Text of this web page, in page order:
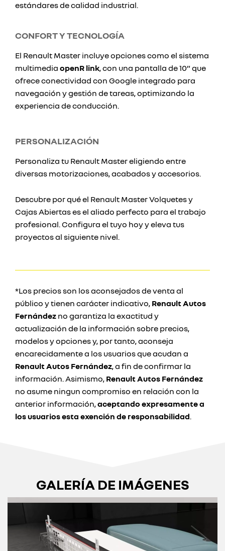
estándares de calidad industrial.
CONFORT Y TECNOLOGÍA
El Renault Master incluye opciones como el sistema
multimedia openR link, con una pantalla de 10” que
ofrece conectividad con Google integrado para
navegación y gestión de tareas, optimizando la
experiencia de conducción.
PERSONALIZACIÓN
Personaliza tu Renault Master eligiendo entre
diversas motorizaciones, acabados y accesorios.
Descubre por qué el Renault Master Volquetes y
Cajas Abiertas es el aliado perfecto para el trabajo
profesional. Configura el tuyo hoy y eleva tus
proyectos al siguiente nivel.
*Los precios son los aconsejados de venta al
público y tienen carácter indicativo, Renault Autos
Fernández no garantiza la exactitud y
actualización de la información sobre precios,
modelos y opciones y, por tanto, aconseja
encarecidamente a los usuarios que acudan a
Renault Autos Fernández, a fin de confirmar la
información. Asimismo, Renault Autos Fernández
no asume ningun compromiso en relación con la
anterior información,aceptando expresamente a
los usuarios esta exención de responsabilidad.
GALERÍA DE IMÁGENES